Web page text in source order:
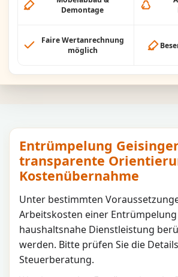
Demontage
Faire Wertanrechnung
möglich
Entrümpelung
transparente
Kostenübernahme
Unter bestimmten
Arbeitskosten einer
haushaltsnahe Dienstleistung
werden. Bitte prüfen Sie die
Steuerberatung.